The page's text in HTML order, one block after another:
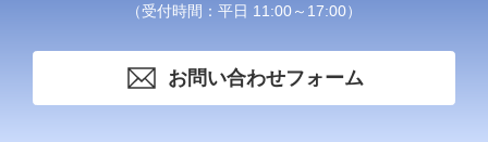
（受付時間：平日 11:00～17:00）
お問い合わせフォーム